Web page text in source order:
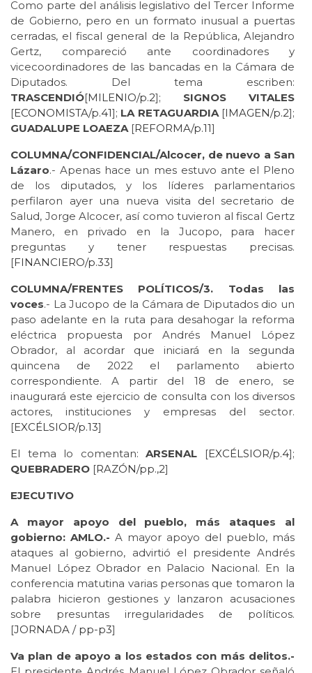
Como parte del análisis legislativo del Tercer Informe
de Gobierno, pero en un formato inusual a puertas
cerradas, el fiscal general de la República, Alejandro
Gertz, compareció ante coordinadores y
vicecoordinadores de las bancadas en la Cámara de
Diputados. Del tema escriben:
TRASCENDIÓ[MILENIO/p.2]; SIGNOS VITALES
[ECONOMISTA/p.41]; LA RETAGUARDIA[IMAGEN/p.2];
GUADALUPE LOAEZA [REFORMA/p.11]
COLUMNA/CONFIDENCIAL/Alcocer, de nuevo a San
Lázaro.- Apenas hace un mes estuvo ante el Pleno
de los diputados, y los líderes parlamentarios
perfilaron ayer una nueva visita del secretario de
Salud, Jorge Alcocer, así como tuvieron al fiscal Gertz
Manero, en privado en la Jucopo, para hacer
preguntas y tener respuestas precisas.
[FINANCIERO/p.33]
COLUMNA/FRENTES POLÍTICOS/3. Todas las
voces.- La Jucopo de la Cámara de Diputados dio un
paso adelante en la ruta para desahogar la reforma
eléctrica propuesta por Andrés Manuel López
Obrador, al acordar que iniciará en la segunda
quincena de 2022 el parlamento abierto
correspondiente. A partir del 18 de enero, se
inaugurará este ejercicio de consulta con los diversos
actores, instituciones y empresas del sector.
[EXCÉLSIOR/p.13]
El tema lo comentan:ARSENAL [EXCÉLSIOR/p.4];
QUEBRADERO [RAZÓN/pp.,2]
EJECUTIVO
A mayor apoyo del pueblo, más ataques al
gobierno: AMLO.- A mayor apoyo del pueblo, más
ataques al gobierno, advirtió el presidente Andrés
Manuel López Obrador en Palacio Nacional. En la
conferencia matutina varias personas que tomaron la
palabra hicieron gestiones y lanzaron acusaciones
sobre presuntas irregularidades de políticos.
[JORNADA / pp-p3]
Va plan de apoyo a los estados con más delitos.-